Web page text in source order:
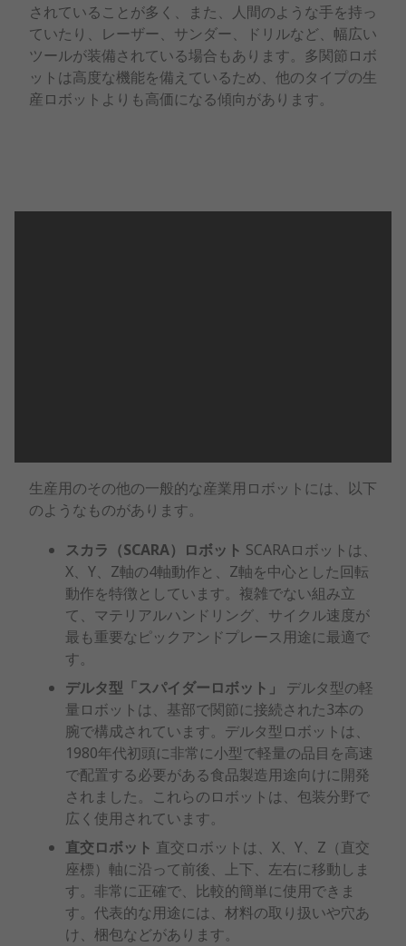
されていることが多く、また、人間のような手を持っ
ていたり、レーザー、サンダー、ドリルなど、幅広い
ツールが装備されている場合もあります。多関節ロボ
ットは高度な機能を備えているため、他のタイプの生
産ロボットよりも高価になる傾向があります。
生産用のその他の一般的な産業用ロボットには、以下
のようなものがあります。
スカラ（SCARA）ロボット SCARAロボットは、
X、Y、Z軸の4軸動作と、Z軸を中心とした回転
動作を特徴としています。複雑でない組み立
て、マテリアルハンドリング、サイクル速度が
最も重要なピックアンドプレース用途に最適で
す。
デルタ型「スパイダーロボット」
デルタ型の軽
量ロボットは、基部で関節に接続された3本の
腕で構成されています。デルタ型ロボットは、
1980年代初頭に非常に小型で軽量の品目を高速
で配置する必要がある食品製造用途向けに開発
されました。これらのロボットは、包装分野で
広く使用されています。
直交ロボット 直交ロボットは、X、Y、Z（直交
座標）軸に沿って前後、上下、左右に移動しま
す。非常に正確で、比較的簡単に使用できま
す。代表的な用途には、材料の取り扱いや穴あ
け、梱包などがあります。